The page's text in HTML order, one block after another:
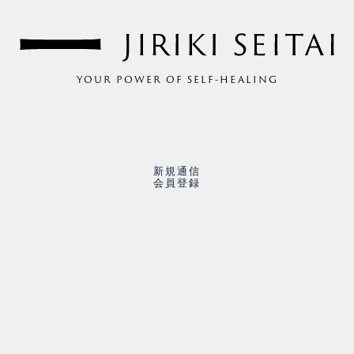
YOUR POWER OF SELF-HEALING
新規通信
会員登録